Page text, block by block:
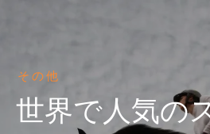
その他
世界で人気の